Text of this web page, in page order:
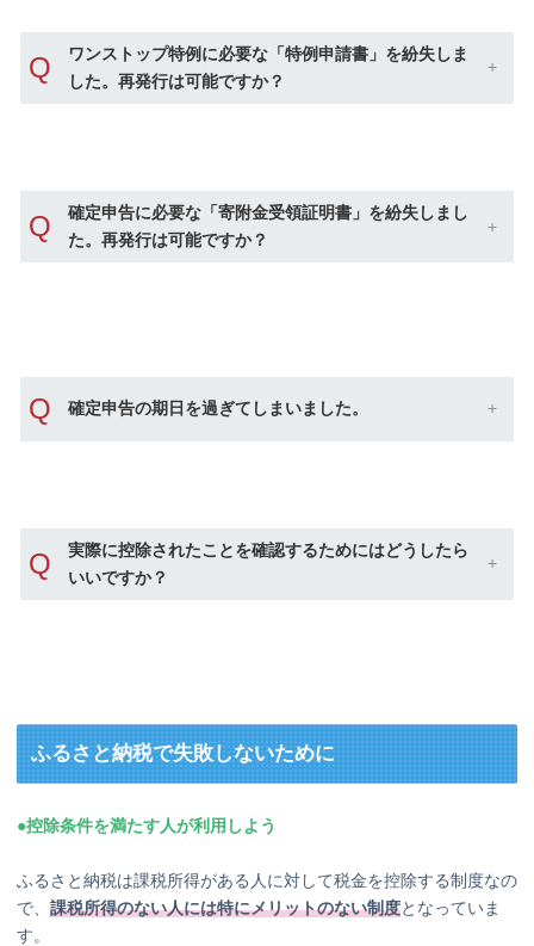
Q
ワンストップ特例に必要な「特例申請書」を紛失しま
した。再発行は可能ですか？
Q
確定申告に必要な「寄附金受領証明書」を紛失しまし
た。再発行は可能ですか？
Q 確定申告の期日を過ぎてしまいました。
Q
実際に控除されたことを確認するためにはどうしたら
いいですか？
ふるさと納税で失敗しないために
●控除条件を満たす人が利用しよう
ふるさと納税は課税所得がある人に対して税金を控除する制度なの
で、 課税所得のない人には特にメリットのない制度となっていま
す。